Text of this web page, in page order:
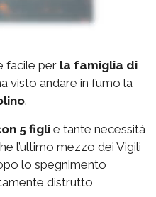
facile per la famiglia di
visto andare in fumo la
.
5 figli e tante necessità
l’ultimo mezzo dei Vigili
lo spegnimento
distrutto